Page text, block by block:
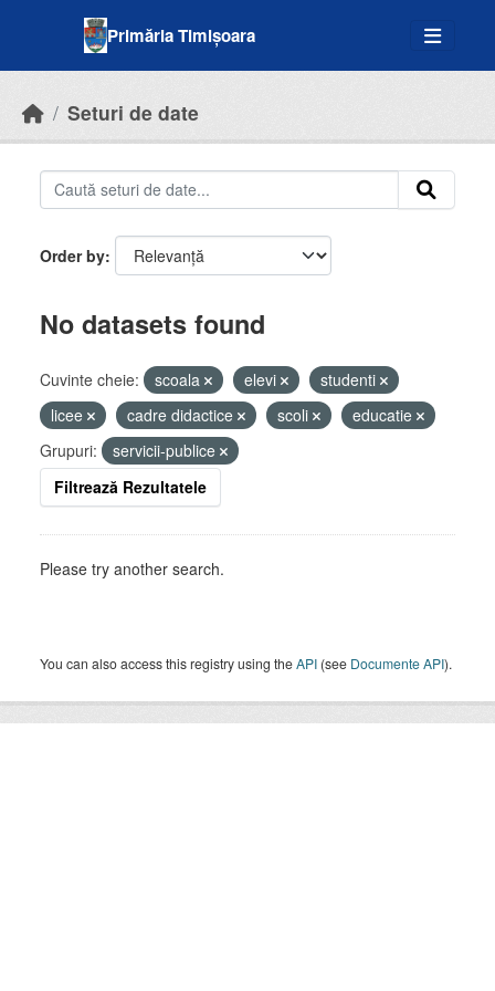
Primăria Timișoara
Seturi de date
Order by
No datasets found
Cuvinte cheie: scoala elevi
studenti
licee
cadre didactice scoli
educatie
Grupuri:
servicii-publice
Filtrează Rezultatele
Please try another search.
You can also access this registry using theAPI (see Documente API).